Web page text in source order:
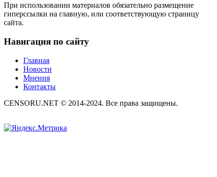
При использовании материалов обязательно размещение
гиперссылки на главную, или соответствующую страницу
сайта.
Навигация по сайту
Главная
Новости
Мнения
Контакты
CENSORU.NET © 2014-2024. Все права защищены.